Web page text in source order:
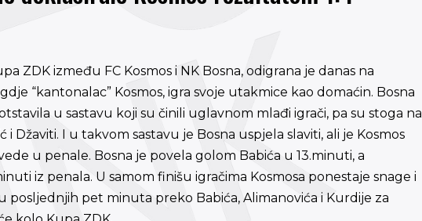
ZDK između FC Kosmos i NK Bosna, odigrana je danas na
“kantonalac” Kosmos, igra svoje utakmice kao domaćin. Bosna
u sastavu koji su činili uglavnom mlađi igrači, pa su stoga na
Džaviti. I u takvom sastavu je Bosna uspjela slaviti, ali je Kosmos
u penale. Bosna je povela golom Babića u 13.minuti, a
iz penala. U samom finišu igračima Kosmosa ponestaje snage i
posljednjih pet minuta preko Babića, Alimanovića i Kurdije za